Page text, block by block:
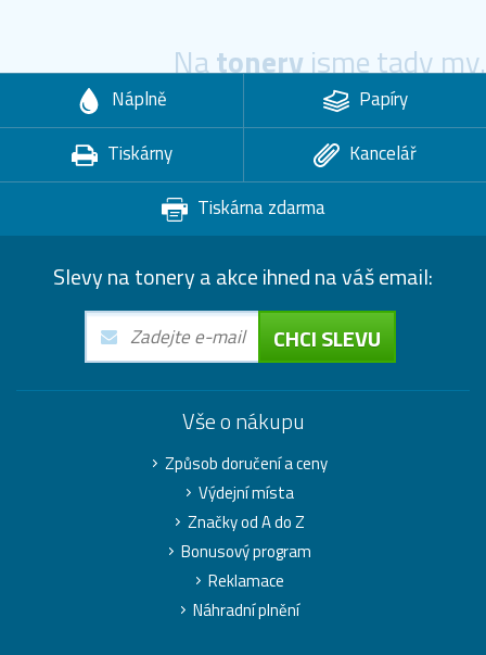
Natoneryjsme tady my.
Náplně
Papíry
Tiskárny
Kancelář
Tiskárna zdarma
Slevy na tonery a akce ihned na váš email:
CHCI SLEVU
Vše o nákupu
Způsob doručení a ceny
Výdejní místa
Značky od A do Z
Bonusový program
Reklamace
Náhradní plnění